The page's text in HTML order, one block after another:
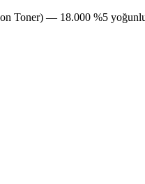
Toner) — 18.000 %5